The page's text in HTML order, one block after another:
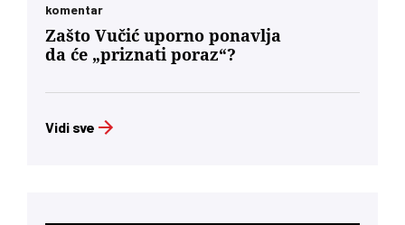
komentar
Zašto Vučić uporno ponavlja
da će „priznati poraz“?
Vidi sve